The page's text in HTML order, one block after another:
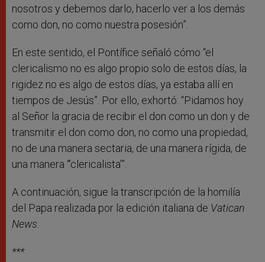
nosotros y debemos darlo, hacerlo ver a los demás
como don, no como nuestra posesión”.
En este sentido, el Pontífice señaló cómo “el
clericalismo no es algo propio solo de estos días, la
rigidez no es algo de estos días, ya estaba allí en
tiempos de Jesús”. Por ello, exhortó: “Pidamos hoy
al Señor la gracia de recibir el don como un don y de
transmitir el don como don, no como una propiedad,
no de una manera sectaria, de una manera rígida, de
una manera “’clericalista’”.
A continuación, sigue la transcripción de la homilía
del Papa realizada por la edición italiana de Vatican
News.
***